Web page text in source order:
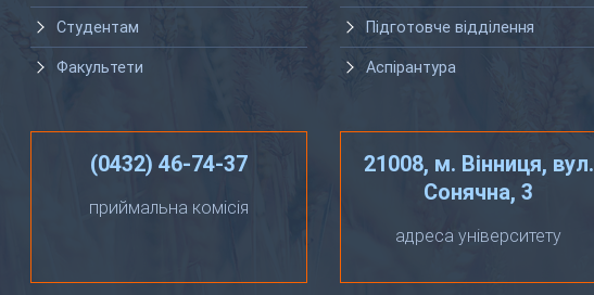
Студентам
Факультети
Підготовче відділення
Аспірантура
(0432) 46-74-37
приймальна комісія
21008, м. Вінниця, вул.
Сонячна, 3
адреса університету